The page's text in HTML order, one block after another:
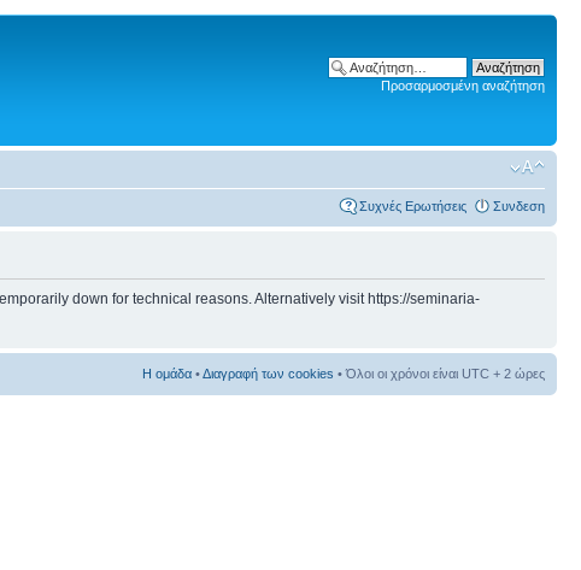
Προσαρμοσμένη αναζήτηση
Συχνές Ερωτήσεις Συνδεση
temporarily down for technical reasons. Alternatively visit https://seminaria-
Η ομάδα •Διαγραφή των cookies • Όλοι οι χρόνοι είναι UTC + 2 ώρες